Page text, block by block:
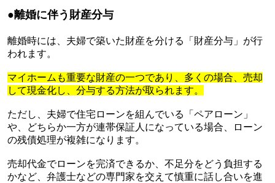
●離婚に伴う財産分与
離婚時には、夫婦で築いた財産を分ける「財産分与」が行
われます。
マイホームも重要な財産の一つであり、多くの場合、売却
して現金化し、分与する方法が取られます。
ただし、夫婦で住宅ローンを組んでいる「ペアローン」
や、どちらか一方が連帯保証人になっている場合、ローン
の残債処理が複雑になります。
売却代金でローンを完済できるか、不足分をどう負担する
かなど、弁護士などの専門家を交えて慎重に話し合いを進